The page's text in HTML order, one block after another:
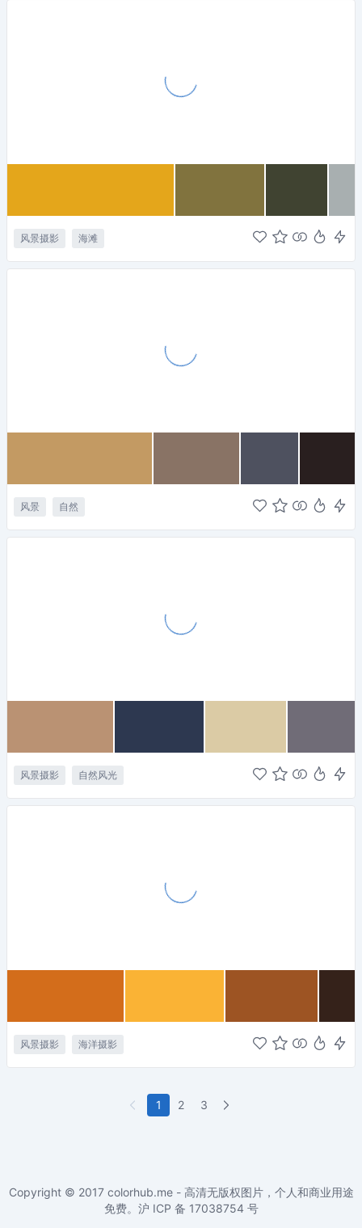
风景摄影 海滩
风景 自然
风景摄影 自然风光
风景摄影 海洋摄影
1 2 3
Copyright © 2017 colorhub.me - 高清无版权图片，个人和商业用途
免费。沪 ICP 备 17038754 号